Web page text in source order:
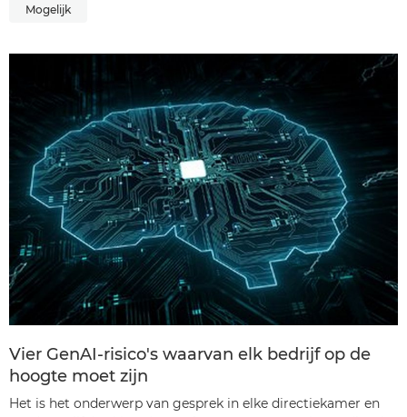
Mogelijk
Vier GenAI-risico's waarvan elk bedrijf op de
hoogte moet zijn
Het is het onderwerp van gesprek in elke directiekamer en